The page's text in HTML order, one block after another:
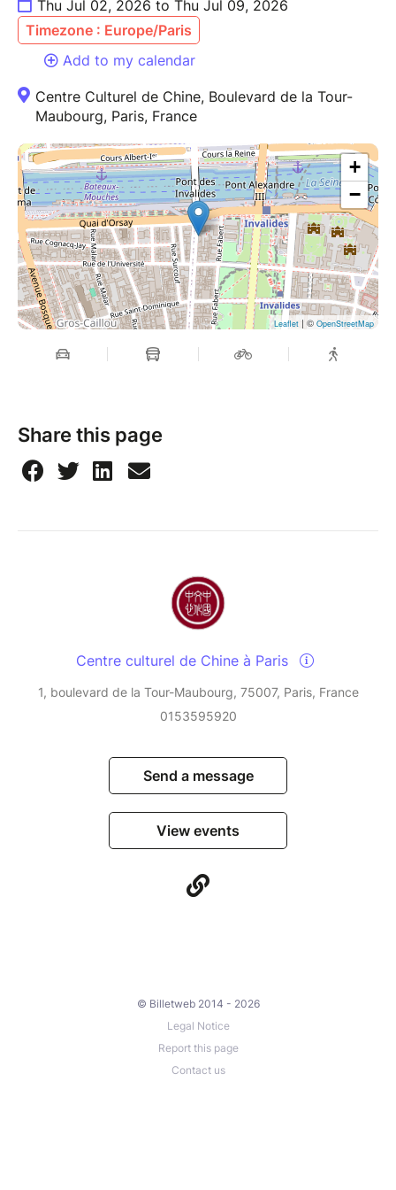
Thu Jul 02, 2026 to Thu Jul 09, 2026
Timezone : Europe/Paris
Add to my calendar
Centre Culturel de Chine, Boulevard de la Tour-
Maubourg, Paris, France
+
−
Leaflet| © OpenStreetMap
Share this page
Centre culturel de Chine à Paris
1, boulevard de la Tour-Maubourg, 75007, Paris, France
0153595920
Send a message
View events
© Billetweb 2014 - 2026
Legal Notice
Report this page
Contact us